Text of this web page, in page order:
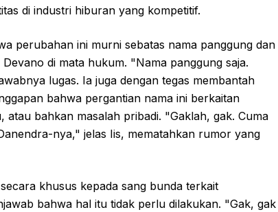
di industri hiburan yang kompetitif.
perubahan ini murni sebatas nama panggung dan
di mata hukum. "Nama panggung saja.
lugas. Ia juga dengan tegas membantah
bahwa pergantian nama ini berkaitan
bahkan masalah pribadi. "Gaklah, gak. Cuma
nya," jelas Iis, mematahkan rumor yang
khusus kepada sang bunda terkait
bahwa hal itu tidak perlu dilakukan. "Gak, gak